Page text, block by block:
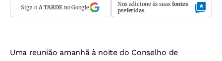
Siga o A TARDEno Google Nos adicione às suas fontes
preferidas
Uma reunião amanhã à noite do Conselho de